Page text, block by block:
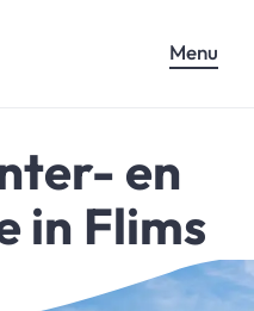
Menu
en
in Flims